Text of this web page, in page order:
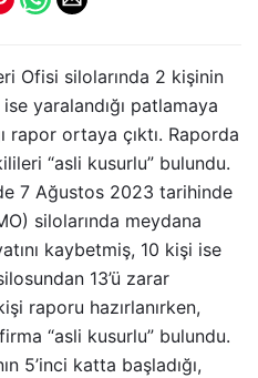
Ofisi silolarında 2 kişinin
yaralandığı patlamaya
rapor ortaya çıktı. Raporda
“asli kusurlu” bulundu.
7 Ağustos 2023 tarihinde
silolarında meydana
kaybetmiş, 10 kişi ise
13’ü zarar
raporu hazırlanırken,
“asli kusurlu” bulundu.
5’inci katta başladığı,